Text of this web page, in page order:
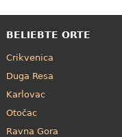
BELIEBTE ORTE
Crikvenica
Duga Resa
Karlovac
Otočac
Ravna Gora